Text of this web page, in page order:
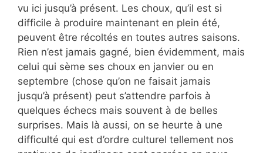
vu ici jusqu’à présent. Les choux, qu’il est si
difficile à produire maintenant en plein été,
peuvent être récoltés en toutes autres saisons.
Rien n’est jamais gagné, bien évidemment, mais
celui qui sème ses choux en janvier ou en
septembre (chose qu’on ne faisait jamais
jusqu’à présent) peut s’attendre parfois à
quelques échecs mais souvent à de belles
surprises. Mais là aussi, on se heurte à une
difficulté qui est d’ordre culturel tellement nos